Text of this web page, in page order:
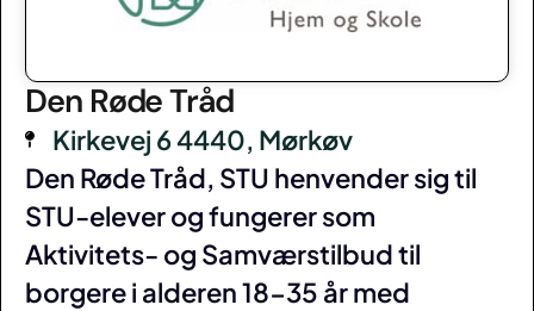
Den Røde Tråd
Kirkevej 6 4440, Mørkøv
Den Røde Tråd, STU henvender sig til
STU-elever og fungerer som
Aktivitets- og Samværstilbud til
borgere i alderen 18-35 år med